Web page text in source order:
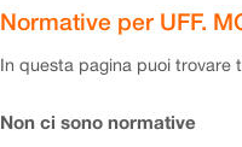
Normative per UFF.
In questa pagina puoi
Non ci sono normative